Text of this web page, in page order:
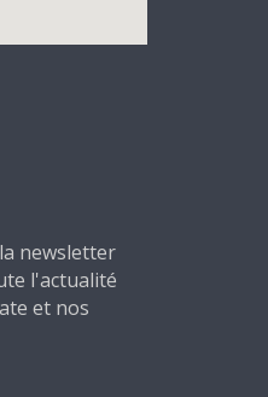
newsletter
l'actualité
et nos